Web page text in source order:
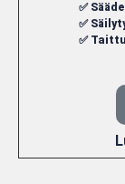
✅
✅
✅